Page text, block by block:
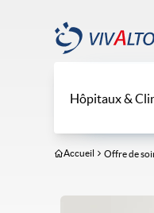
Hôpitaux &
Accueil Offre de